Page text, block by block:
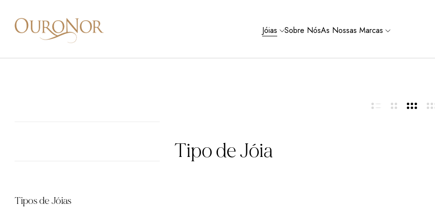
Jóias Sobre NósAs Nossas Marcas
Tipos de Jóias
Tipo de Jóia